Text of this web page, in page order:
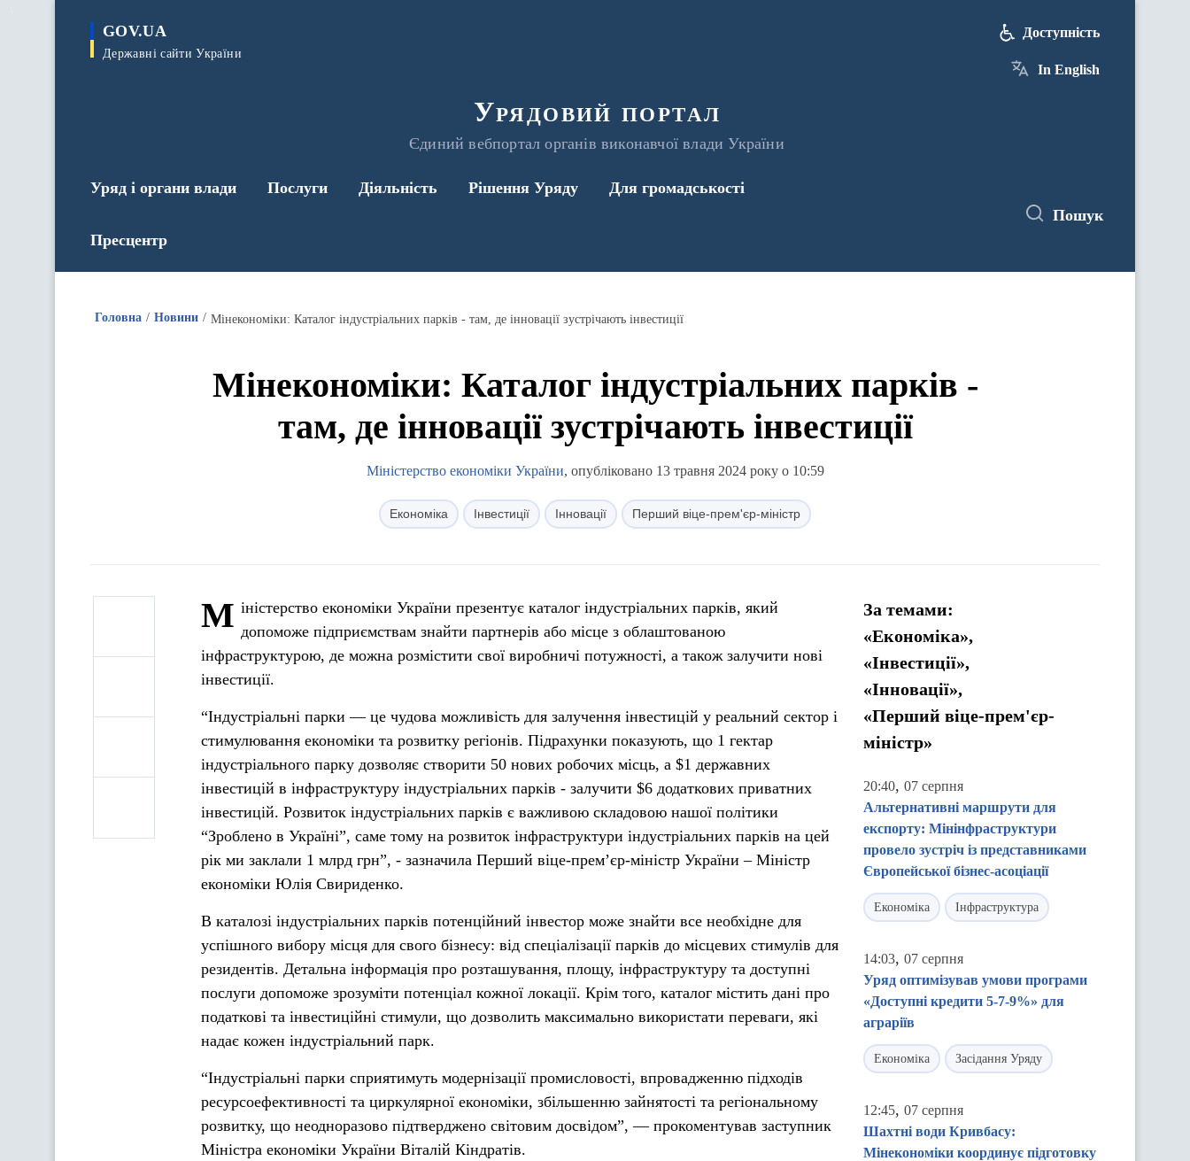
GOV.UA
Державні сайти України
Урядовий портал
Єдиний вебпортал органів виконавчої влади України
Доступність
In English
Уряд і органи влади Послуги Діяльність Рішення Уряду Для громадськості
Пресцентр
Пошук
Головна Новини Мінекономіки: Каталог індустріальних парків - там, де інновації зустрічають інвестиції
Мінекономіки: Каталог індустріальних парків -
там, де інновації зустрічають інвестиції
Міністерство економіки України, опубліковано 13 травня 2024 року о 10:59
Економіка Інвестиції Інновації Перший віце-прем'єр-міністр
М іністерство економіки України презентує каталог індустріальних парків, який
допоможе підприємствам знайти партнерів або місце з облаштованою
інфраструктурою, де можна розмістити свої виробничі потужності, а також залучити нові
інвестиції.
“Індустріальні парки — це чудова можливість для залучення інвестицій у реальний сектор і
стимулювання економіки та розвитку регіонів. Підрахунки показують, що 1 гектар
індустріального парку дозволяє створити 50 нових робочих місць, а $1 державних
інвестицій в інфраструктуру індустріальних парків - залучити $6 додаткових приватних
інвестицій. Розвиток індустріальних парків є важливою складовою нашої політики
“Зроблено в Україні”, саме тому на розвиток інфраструктури індустріальних парків на цей
рік ми заклали 1 млрд грн”, - зазначила Перший віце-прем’єр-міністр України – Міністр
економіки Юлія Свириденко.
В каталозі індустріальних парків потенційний інвестор може знайти все необхідне для
успішного вибору місця для свого бізнесу: від спеціалізації парків до місцевих стимулів для
резидентів. Детальна інформація про розташування, площу, інфраструктуру та доступні
послуги допоможе зрозуміти потенціал кожної локації. Крім того, каталог містить дані про
податкові та інвестиційні стимули, що дозволить максимально використати переваги, які
надає кожен індустріальний парк.
“Індустріальні парки сприятимуть модернізації промисловості, впровадженню підходів
ресурсоефективності та циркулярної економіки, збільшенню зайнятості та регіональному
розвитку, що неодноразово підтверджено світовим досвідом”, — прокоментував заступник
Міністра економіки України Віталій Кіндратів.
За темами:
«Економіка»,
«Інвестиції»,
«Інновації»,
«Перший віце-прем'єр-
міністр»
20:40, 07 серпня
Альтернативні маршрути для
експорту: Мінінфраструктури
провело зустріч із представниками
Європейської бізнес-асоціації
Економіка Інфраструктура
14:03, 07 серпня
Уряд оптимізував умови програми
«Доступні кредити 5-7-9%» для
аграріїв
Економіка Засідання Уряду
12:45, 07 серпня
Шахтні води Кривбасу:
Мінекономіки координує підготовку